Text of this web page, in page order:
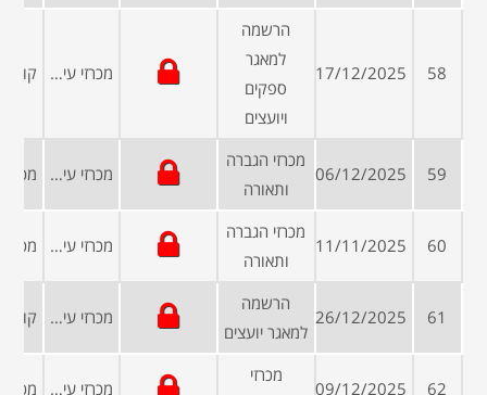
58
17/12/2025
הרשמה
למאגר
ספקים
ויועצים
מכרזי עיריות ומועצות
59
06/12/2025
מכרזי הגברה
ותאורה
מכרזי עיריות ומועצות
60
11/11/2025
מכרזי הגברה
ותאורה
מכרזי עיריות ומועצות
61
26/12/2025
הרשמה
למאגר יועצים
מכרזי עיריות ומועצות
62
09/12/2025
מכרזי
מכרזי עיריות ומועצות